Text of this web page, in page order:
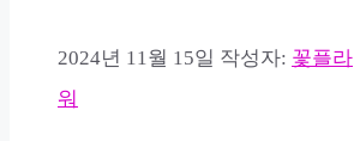
2024년 11월 15일 작성자: 꽃플라
워